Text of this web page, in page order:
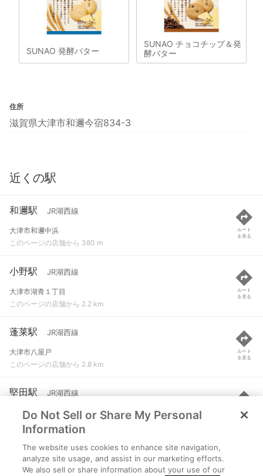
SUNAO 発酵バター
SUNAO チョコチップ＆発
酵バター
住所
滋賀県大津市和邇今宿834-3
近くの駅
和邇駅 JR湖西線
大津市和邇中浜
このページの店舗から 380 m
ルート
を見る
小野駅 JR湖西線
大津市湖青１丁目
このページの店舗から 2.2 km
ルート
を見る
蓬莱駅 JR湖西線
大津市八屋戸
このページの店舗から 2.8 km
ルート
を見る
堅田駅 JR湖西線
大津市真野町
このページの店舗から 4.3 km
ルート
を見る
志賀駅 JR湖西線
大津市木戸
Do Not Sell or Share My Personal
Information
The website uses cookies to enhance site navigation,
analyze site usage, and assist in our marketing efforts.
We also sell or share information about your use of our